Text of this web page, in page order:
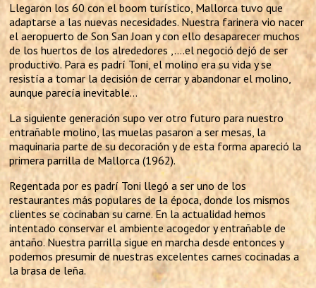
Llegaron los 60 con el boom turístico, Mallorca tuvo que
adaptarse a las nuevas necesidades. Nuestra farinera vio nacer
el aeropuerto de Son San Joan y con ello desaparecer muchos
de los huertos de los alrededores ,….el negoció dejó de ser
productivo. Para es padrí Toni, el molino era su vida y se
resistía a tomar la decisión de cerrar y abandonar el molino,
aunque parecía inevitable…
La siguiente generación supo ver otro futuro para nuestro
entrañable molino, las muelas pasaron a ser mesas, la
maquinaria parte de su decoración y de esta forma apareció la
primera parrilla de Mallorca (1962).
Regentada por es padrí Toni llegó a ser uno de los
restaurantes más populares de la época, donde los mismos
clientes se cocinaban su carne. En la actualidad hemos
intentado conservar el ambiente acogedor y entrañable de
antaño. Nuestra parrilla sigue en marcha desde entonces y
podemos presumir de nuestras excelentes carnes cocinadas a
la brasa de leña.